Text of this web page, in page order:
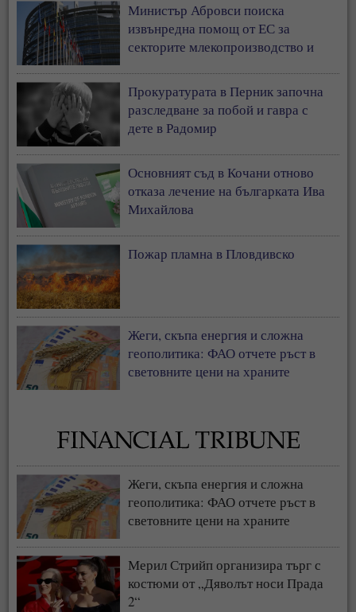
Министър Абровси поиска
извънредна помощ от ЕС за
секторите млекопроизводство и
Прокуратурата в Перник започна
разследване за побой и гавра с
дете в Радомир
Основният съд в Кочани отново
отказа лечение на българката Ива
Михайлова
Пожар пламна в Пловдивско
Жеги, скъпа енергия и сложна
геополитика: ФАО отчете ръст в
световните цени на храните
Жеги, скъпа енергия и сложна
геополитика: ФАО отчете ръст в
световните цени на храните
Мерил Стрийп организира търг с
костюми от „Дяволът носи Прада
2“